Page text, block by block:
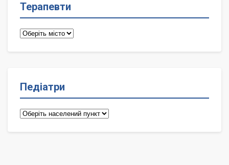
Терапевти
Терапевти
Педіатри
Педіатри